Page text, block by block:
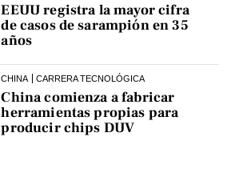
EEUU registra la mayor cifra
de casos de sarampión en 35
años
CHINA CARRERA TECNOLÓGICA
China comienza a fabricar
herramientas propias para
producir chips DUV